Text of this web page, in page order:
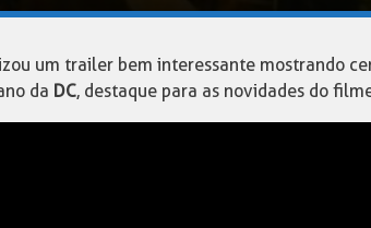
um trailer bem interessante mostrando
da DC, destaque para as novidades do